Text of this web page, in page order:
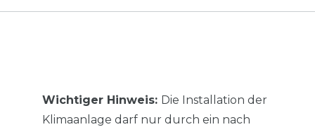
Wichtiger Hinweis: Die Installation der
Klimaanlage darf nur durch ein nach